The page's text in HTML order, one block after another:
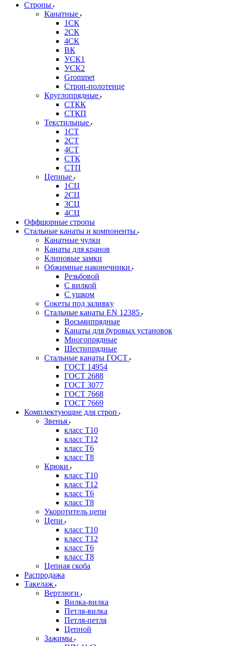
Стропы
Канатные
1СК
2СК
4СК
ВК
УСК1
УСК2
Grommet
Строп-полотенце
Круглопрядные
СТКК
СТКП
Текстильные
1СТ
2СТ
4СТ
СТК
СТП
Цепные
1СЦ
2СЦ
3СЦ
4СЦ
Оффшорные стропы
Стальные канаты и компоненты
Канатные чулки
Канаты для кранов
Клиновые замки
Обжимные наконечники
Резьбовой
С вилкой
С ушком
Сокеты под заливку
Стальные канаты EN 12385
Восьмипрядные
Канаты для буровых установок
Многопрядные
Шестипрядные
Стальные канаты ГОСТ
ГОСТ 14954
ГОСТ 2688
ГОСТ 3077
ГОСТ 7668
ГОСТ 7669
Комплектующие для строп
Звенья
класс Т10
класс Т12
класс Т6
класс Т8
Крюки
класс Т10
класс Т12
класс Т6
класс Т8
Укоротитель цепи
Цепи
класс Т10
класс Т12
класс Т6
класс Т8
Цепная скоба
Распродажа
Такелаж
Вертлюги
Вилка-вилка
Петля-вилка
Петля-петля
Цепной
Зажимы